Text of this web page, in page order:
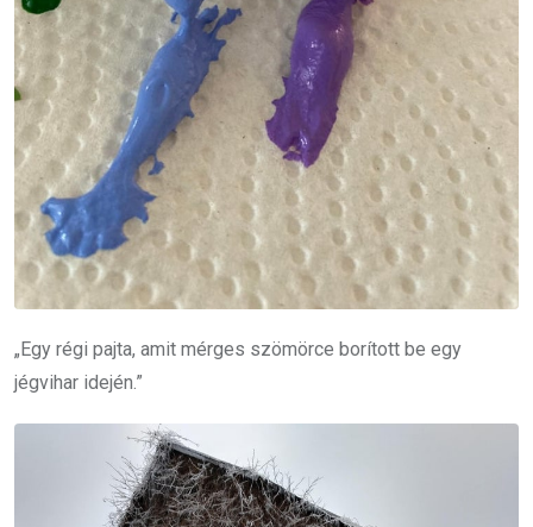
„Egy régi pajta, amit mérges szömörce borított be egy
jégvihar idején.”